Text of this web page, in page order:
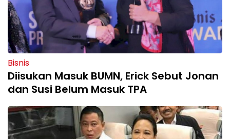
Bisnis
Diisukan Masuk BUMN, Erick Sebut Jonan
dan Susi Belum Masuk TPA